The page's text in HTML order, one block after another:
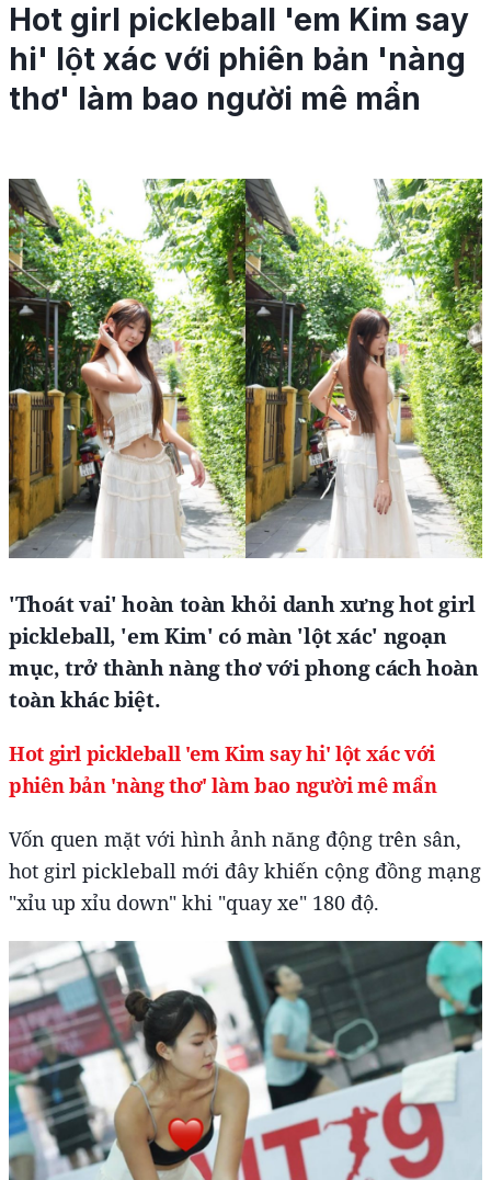
Hot girl pickleball 'em Kim say
hi' lột xác với phiên bản 'nàng
thơ' làm bao người mê mẩn
'Thoát vai' hoàn toàn khỏi danh xưng hot girl
pickleball, 'em Kim' có màn 'lột xác' ngoạn
mục, trở thành nàng thơ với phong cách hoàn
toàn khác biệt.
Hot girl pickleball 'em Kim say hi' lột xác với
phiên bản 'nàng thơ' làm bao người mê mẩn
Vốn quen mặt với hình ảnh năng động trên sân,
hot girl pickleball mới đây khiến cộng đồng mạng
"xỉu up xỉu down" khi "quay xe" 180 độ.